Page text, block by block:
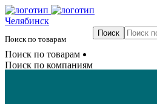
Челябинск
Поиск по товарам
Поиск по товарам
Поиск по компаниям